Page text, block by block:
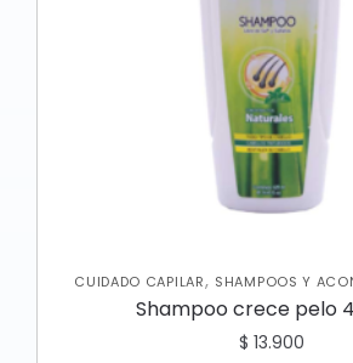
CUIDADO CAPILAR, SHAMPOOS Y
Shampoo crece pelo
$ 13.900